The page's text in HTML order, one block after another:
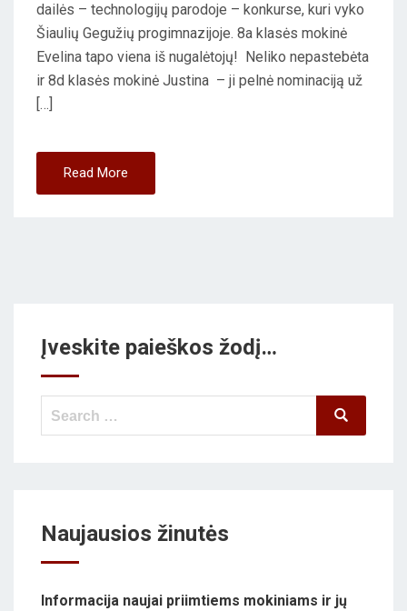
dailės – technologijų parodoje – konkurse, kuri vyko
Šiaulių Gegužių progimnazijoje. 8a klasės mokinė
Evelina tapo viena iš nugalėtojų! Neliko nepastebėta
ir 8d klasės mokinė Justina – ji pelnė nominaciją už
[…]
Read More
Įveskite paieškos žodį…
Search
Search
Naujausios žinutės
Informacija naujai priimtiems mokiniams ir jų